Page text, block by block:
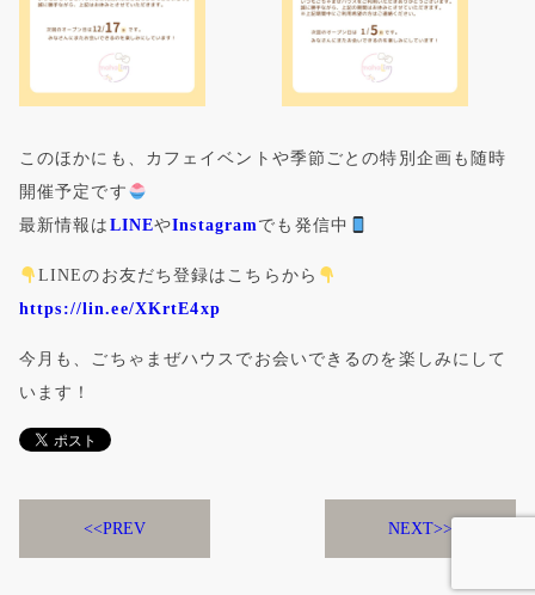
このほかにも、カフェイベントや季節ごとの特別企画も随時
開催予定です
最新情報は LINEやInstagramでも発信中
LINEのお友だち登録はこちらから
https://lin.ee/XKrtE4xp
今月も、ごちゃまぜハウスでお会いできるのを楽しみにして
います！
PREV NEXT